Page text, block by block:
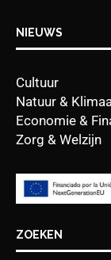
NIEUWS
Cultuur
Natuur &
Economie &
Zorg & Welzijn
ZOEKEN